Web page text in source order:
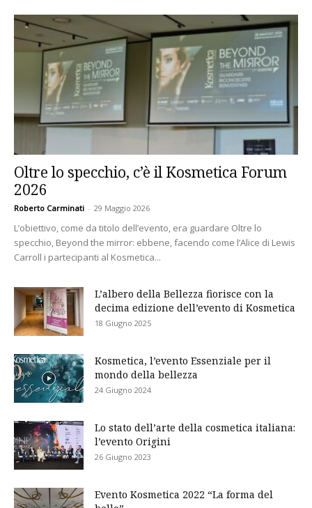
Oltre lo specchio, c’è il Kosmetica Forum
2026
Roberto Carminati - 29 Maggio 2026
L’obiettivo, come da titolo dell’evento, era guardare Oltre lo
specchio, Beyond the mirror: ebbene, facendo come l’Alice di Lewis
Carroll i partecipanti al Kosmetica...
L’albero della Bellezza fiorisce con la
decima edizione dell’evento di Kosmetica
18 Giugno 2025
Kosmetica, l’evento Essenziale per il
mondo della bellezza
24 Giugno 2024
Lo stato dell’arte della cosmetica italiana:
l’evento Origini
26 Giugno 2023
Evento Kosmetica 2022 “La forma del